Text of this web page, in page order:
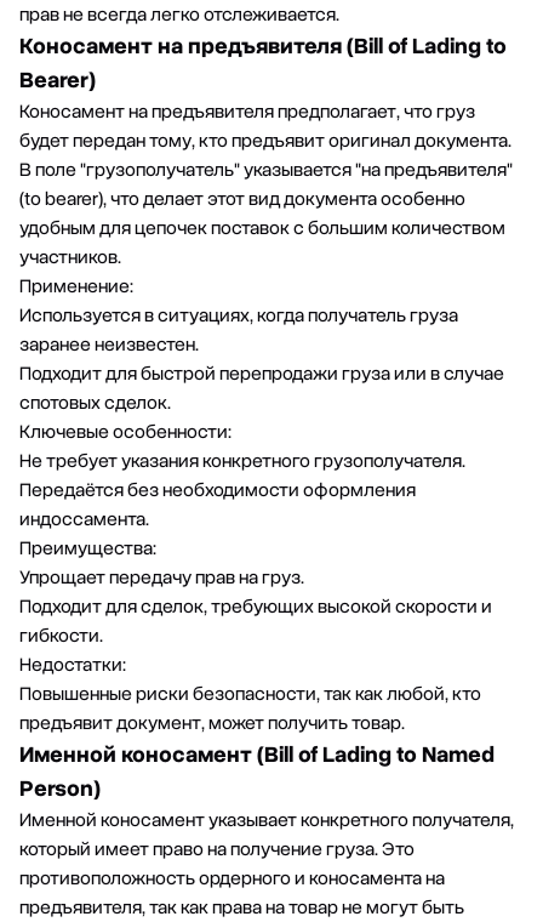
прав не всегда легко отслеживается.
Коносамент на предъявителя (Bill of Lading to
Bearer)
Коносамент на предъявителя предполагает, что груз
будет передан тому, кто предъявит оригинал документа.
В поле "грузополучатель" указывается "на предъявителя"
(to bearer), что делает этот вид документа особенно
удобным для цепочек поставок с большим количеством
участников.
Применение:
Используется в ситуациях, когда получатель груза
заранее неизвестен.
Подходит для быстрой перепродажи груза или в случае
спотовых сделок.
Ключевые особенности:
Не требует указания конкретного грузополучателя.
Передаётся без необходимости оформления
индоссамента.
Преимущества:
Упрощает передачу прав на груз.
Подходит для сделок, требующих высокой скорости и
гибкости.
Недостатки:
Повышенные риски безопасности, так как любой, кто
предъявит документ, может получить товар.
Именной коносамент (Bill of Lading to Named
Person)
Именной коносамент указывает конкретного получателя,
который имеет право на получение груза. Это
противоположность ордерного и коносамента на
предъявителя, так как права на товар не могут быть